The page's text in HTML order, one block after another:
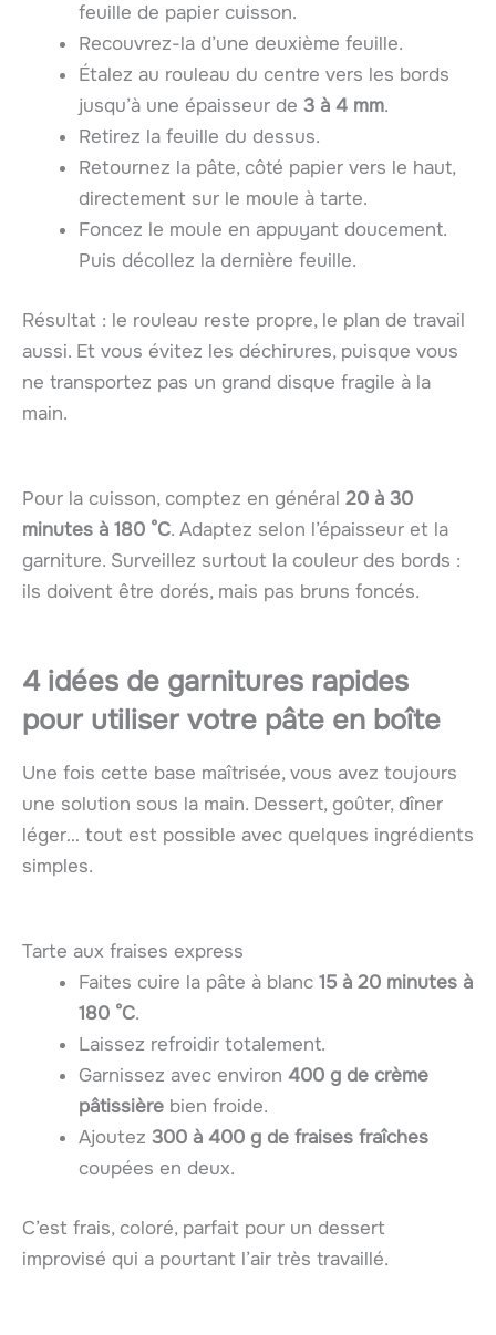
feuille de papier cuisson.
Recouvrez-la d’une deuxième feuille.
Étalez au rouleau du centre vers les bords
jusqu’à une épaisseur de 3 à 4 mm.
Retirez la feuille du dessus.
Retournez la pâte, côté papier vers le haut,
directement sur le moule à tarte.
Foncez le moule en appuyant doucement.
Puis décollez la dernière feuille.
Résultat : le rouleau reste propre, le plan de travail
aussi. Et vous évitez les déchirures, puisque vous
ne transportez pas un grand disque fragile à la
main.
Pour la cuisson, comptez en général 20 à 30
minutes à 180 °C. Adaptez selon l’épaisseur et la
garniture. Surveillez surtout la couleur des bords :
ils doivent être dorés, mais pas bruns foncés.
4 idées de garnitures rapides
pour utiliser votre pâte en boîte
Une fois cette base maîtrisée, vous avez toujours
une solution sous la main. Dessert, goûter, dîner
léger… tout est possible avec quelques ingrédients
simples.
Tarte aux fraises express
Faites cuire la pâte à blanc 15 à 20 minutes à
180 °C.
Laissez refroidir totalement.
Garnissez avec environ 400 g de crème
pâtissière bien froide.
Ajoutez 300 à 400 g de fraises fraîches
coupées en deux.
C’est frais, coloré, parfait pour un dessert
improvisé qui a pourtant l’air très travaillé.